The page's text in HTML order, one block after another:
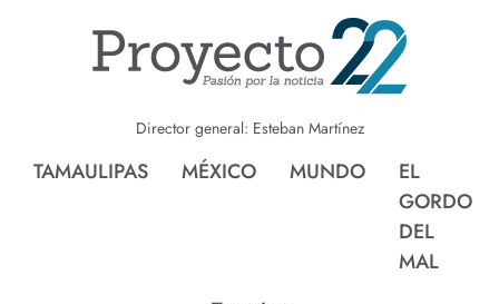
Director general: Esteban Martínez
TAMAULIPAS MÉXICO MUNDO
EL
GORDO
DEL
MAL